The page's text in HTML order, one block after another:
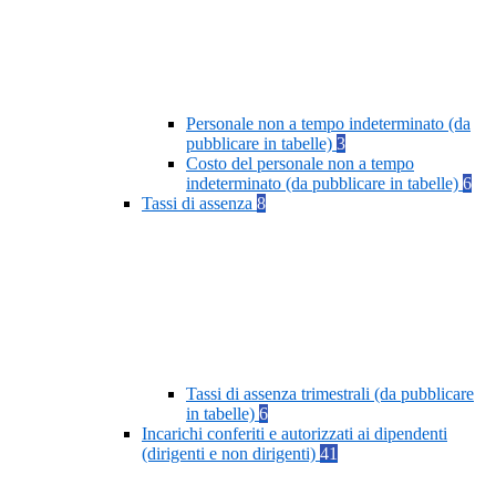
Personale non a tempo indeterminato (da
pubblicare in tabelle) 3
Costo del personale non a tempo
indeterminato (da pubblicare in tabelle) 6
Tassi di assenza 8
Tassi di assenza trimestrali (da pubblicare
in tabelle) 6
Incarichi conferiti e autorizzati ai dipendenti
(dirigenti e non dirigenti) 41